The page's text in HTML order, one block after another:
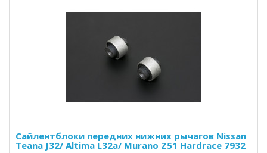
Сайлентблоки передних нижних рычагов Nissan
Teana J32/ Altima L32a/ Murano Z51 Hardrace 7932